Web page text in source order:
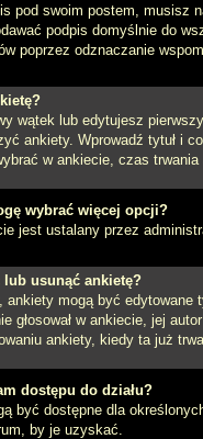
pod swoim postem, musisz
podpis domyślnie do
poprzez odznaczanie
wątek lub edytujesz
ankiety. Wprowadź tytuł i
w ankiecie, czas
wybrać więcej opcji?
jest ustalany przez
lub usunąć ankietę?
ankiety mogą być
głosował w ankiecie, jej
ankiety, kiedy ta już
dostępu do działu?
być dostępne dla
by je uzyskać.